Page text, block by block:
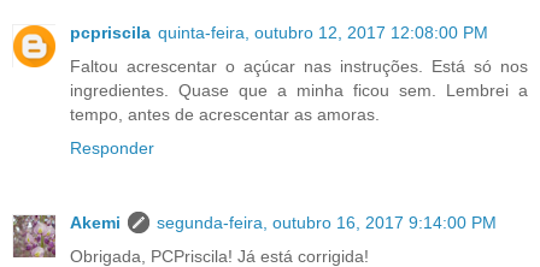
pcpriscila quinta-feira, outubro 12, 2017 12:08:00 PM
Faltou acrescentar o açúcar nas instruções. Está só nos
ingredientes. Quase que a minha ficou sem. Lembrei a
tempo, antes de acrescentar as amoras.
Responder
Akemi
segunda-feira, outubro 16, 2017 9:14:00 PM
Obrigada, PCPriscila! Já está corrigida!